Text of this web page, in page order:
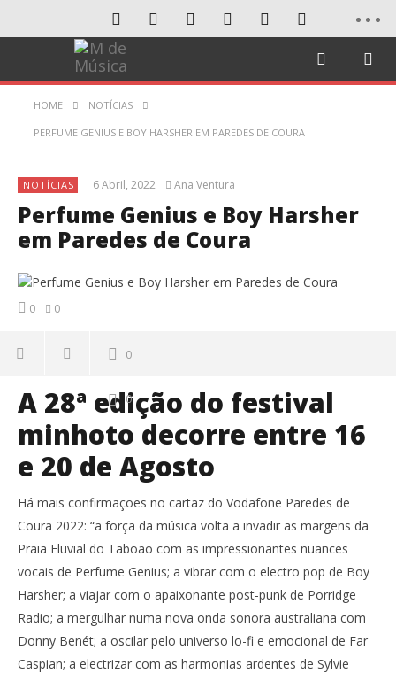
HOME NOTÍCIAS
PERFUME GENIUS E BOY HARSHER EM PAREDES DE COURA
NOTÍCIAS 6 Abril, 2022 Ana Ventura
Perfume Genius e Boy Harsher
em Paredes de Coura
0 0
0
0
A 28ª edição do festival
minhoto decorre entre 16
e 20 de Agosto
Há mais confirmações no cartaz do Vodafone Paredes de
Coura 2022: “a força da música volta a invadir as margens da
Praia Fluvial do Taboão com as impressionantes nuances
vocais de Perfume Genius; a vibrar com o electro pop de Boy
Harsher; a viajar com o apaixonante post-punk de Porridge
Radio; a mergulhar numa nova onda sonora australiana com
Donny Benét; a oscilar pelo universo lo-fi e emocional de Far
Caspian; a electrizar com as harmonias ardentes de Sylvie